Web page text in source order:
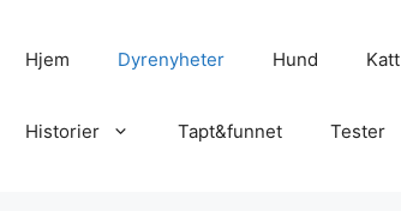
Hjem Dyrenyheter Hund Katt
Historier Tapt&funnet Tester